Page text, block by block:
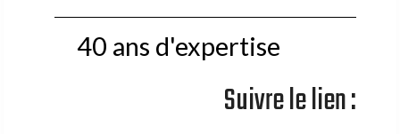
40 ans d'expertise
Suivre le lien :